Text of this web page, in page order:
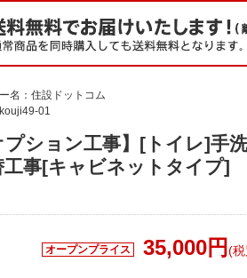
名：住設ドットコム
01
プション工事】[トイレ]手
工事[キャビネットタイプ]
オープンプライス 35,000円 (